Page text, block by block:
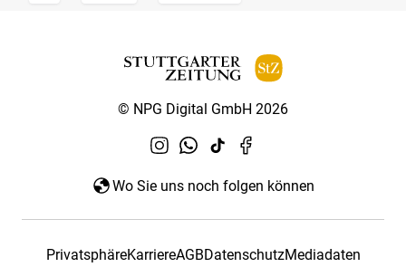
© NPG Digital GmbH 2026
Wo Sie uns noch folgen können
PrivatsphäreKarriereAGBDatenschutzMediadaten